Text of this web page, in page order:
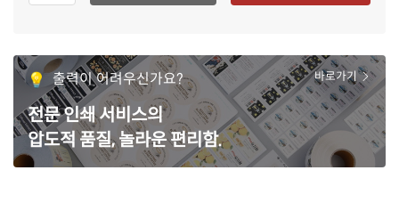
출력이 어려우신가요?
전문 인쇄 서비스의
압도적 품질, 놀라운 편리함.
바로가기